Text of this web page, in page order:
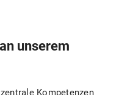
unserem
Kompetenzen